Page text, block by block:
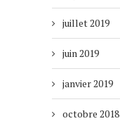
juillet 2019
juin 2019
janvier 2019
octobre 2018